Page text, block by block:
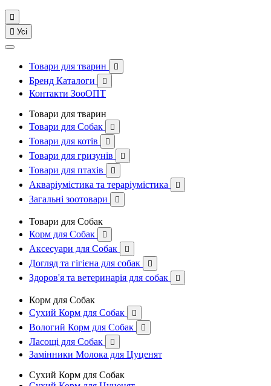

 Усі
Товари для тварин 
Бренд Каталоги 
Контакти ЗооОПТ
Товари для тварин
Товари для Собак

Товари для котів 
Товари для гризунів 
Товари для птахів 
Акваріумістика та тераріумістика 
Загальні зоотовари 
Товари для Собак
Корм для Собак

Аксесуари для Собак 
Догляд та гігієна для собак 
Здоров'я та ветеринарія для собак 
Корм для Собак
Сухий Корм для Собак

Вологий Корм для Собак 
Ласощі для Собак 
Замінники Молока для Цуценят
Сухий Корм для Собак